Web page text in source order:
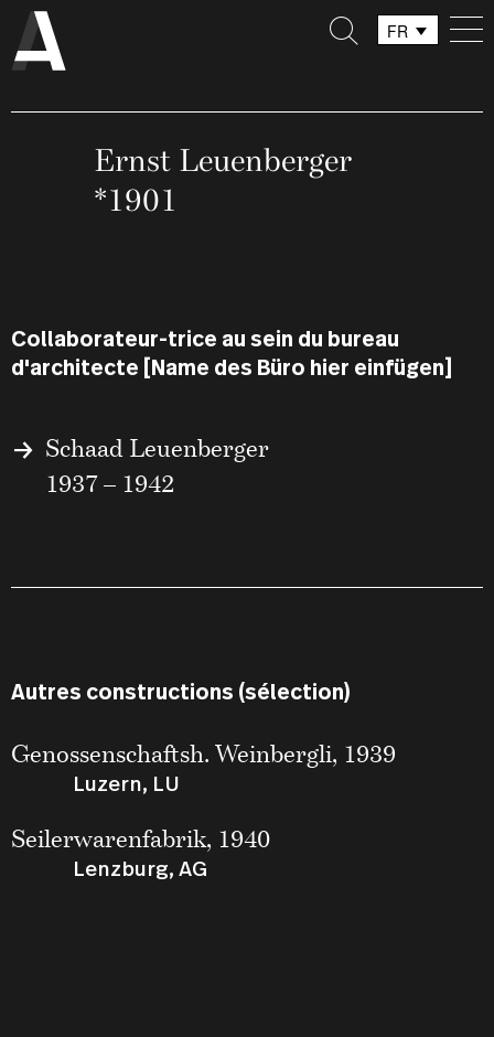
FR
Ernst Leuenberger
*1901
Collaborateur-trice au sein du bureau
d'architecte [Name des Büro hier einfügen]
Schaad Leuenberger
1937 – 1942
Autres constructions (sélection)
Genossenschaftsh. Weinbergli, 1939
Luzern, LU
Seilerwarenfabrik, 1940
Lenzburg, AG